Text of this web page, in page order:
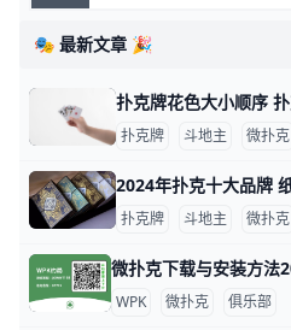
🎭 最新文章 🎉
扑克牌 斗地主 微扑克
扑克牌 斗地主 微扑克
WPK 微扑克 俱乐部